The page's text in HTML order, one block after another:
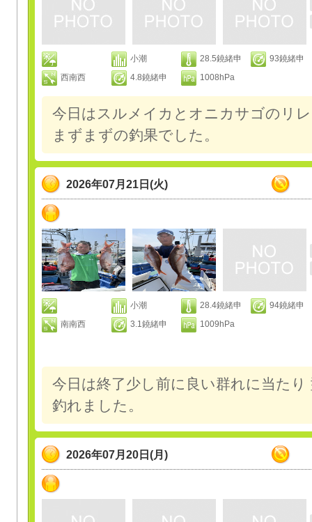
小潮 28.5鐃緒申
93鐃緒申
西南西
4.8鐃緒申 1008hPa
今日はスルメイカとオニカサゴのリ
まずまずの釣果でした。
2026年07月21日(火)
小潮 28.4鐃緒申
94鐃緒申
南南西
3.1鐃緒申 1009hPa
今日は終了少し前に良い群れに当た
釣れました。
2026年07月20日(月)